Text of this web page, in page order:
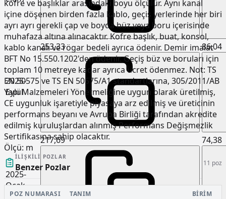
2025-
Eylül
253,33 86,04
2025-
Ocak
217,69 74,38
kofre ve başlıklar arasındaki boyu ölçülür. Aynı kanal
içine döşenen birden fazla kablo, geçiş yerlerinde her biri
ayrı ayrı gerekli çap ve boyda büz veya boru içerisinde
muhafaza altına alınacaktır. Kofre başlık, buat, konsol,
kablo kanalı ve rögar bedeli ayrıca ödenir. Demir imalat
BFT No 15.550.1202'den ödenir. Geçiş büz ve boruları için
toplam 10 metreye kadar ayrıca ücret ödenmez. Not: TS
EN 50575 ve TS EN 50575/A1 standartlarına, 305/2011/AB
Yapı Malzemeleri Yönetmeliğine uygun olarak üretilmiş,
CE uygunluk işaretiyle piyasaya arz edilmiş ve üreticinin
performans beyanı ve Avrupa Birliği tarafından akredite
edilmiş kuruluşlardan alınmış Performans Değişmezlik
Sertifikasına sahip olacaktır.
Ölçü: m
İLIŞKILI POZLAR
Benzer Pozlar 11 poz
POZ NUMARASI TANIM BIRIM